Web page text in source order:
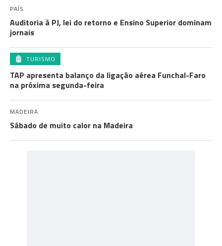
PAÍS
Auditoria à PJ, lei do retorno e Ensino Superior dominam
jornais
TURISMO
TAP apresenta balanço da ligação aérea Funchal-Faro
na próxima segunda-feira
MADEIRA
Sábado de muito calor na Madeira